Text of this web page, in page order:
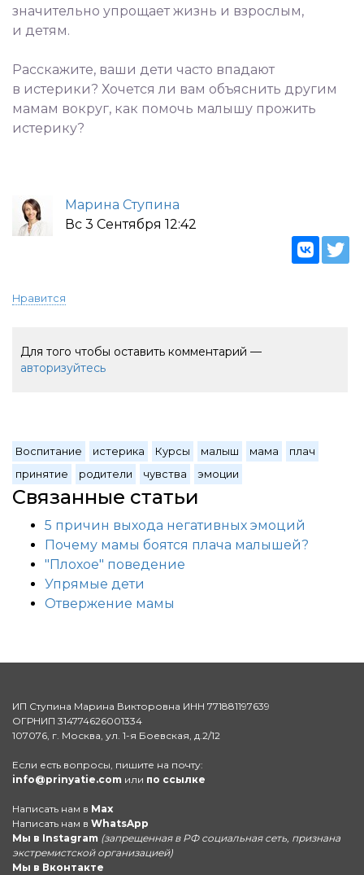
значительно упрощает жизнь и взрослым,
и детям.
Расскажите, ваши дети часто впадают
в истерики? Хочется ли вам объяснить другим
мамам вокруг, как помочь малышу прожить
истерику?
Марина Ступина
Вс 3 Сентября 12:42
Нравится
Для того чтобы оставить комментарий —
авторизуйтесь
Воспитание истерика Курсы малыш мама
плач
принятие
родители чувства эмоции
Связанные статьи
5 причин выхода негативных эмоций
Почему мамы боятся плача малышей?
"Плохое" поведение
Упрямые дети
Отвержение мамы
ИП Ступина Марина Викторовна ИНН 771881197639
ОГРНИП 314774626001334
107076, г. Москва, ул. 1-я Боевская, д.2/12
Если есть вопросы, пишите на почту:
info@prinyatie.com или по ссылке
Написать нам в Max
Написать нам в WhatsApp
Мы в Instagram (запрещенная в РФ социальная сеть, признана
экстремистской организацией)
Мы в Вконтакте